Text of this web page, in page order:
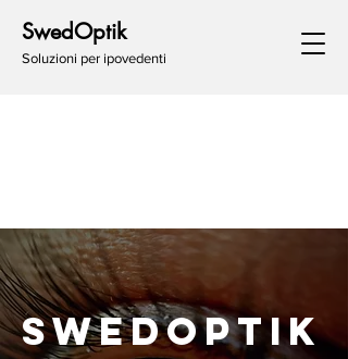
SwedOptik
Soluzioni per ipovedenti
SwedOptik